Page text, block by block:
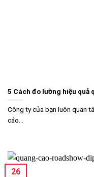
5 Cách đo lường hiệu quả
Công ty của bạn luôn quan
cáo...
26